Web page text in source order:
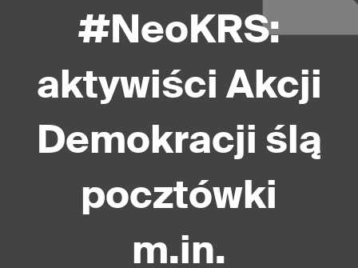
#NeoKRS:
aktywiści Akcji
Demokracji ślą
pocztówki
m.in.